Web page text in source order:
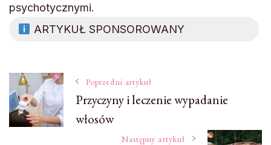
psychotycznymi.
ARTYKUŁ SPONSOROWANY
Nawigacja
wpisu
Poprzedni artykuł
Przyczyny i leczenie wypadanie
włosów
Następny artykuł